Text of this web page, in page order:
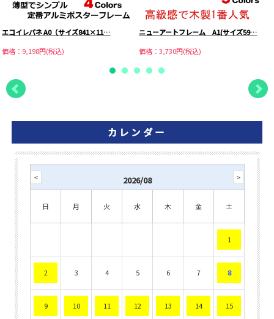
エコイレパネ A0（サイズ841×11…
価格：9,198円(税込)
ニューアートフレーム A1(サイズ59…
価格：3,730円(税込)
カレンダー